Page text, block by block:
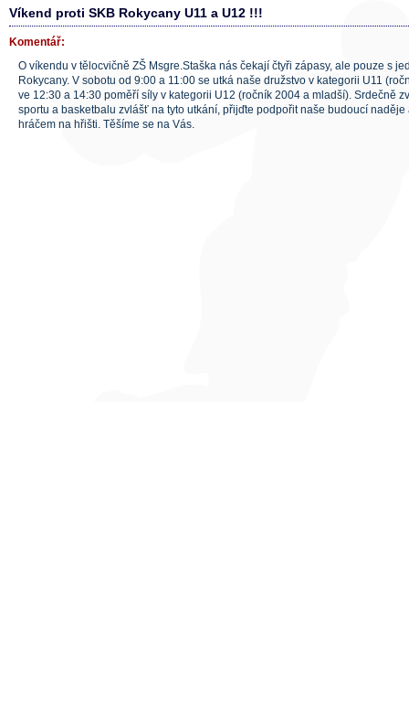
Víkend proti SKB Rokycany U11 a U12 !!!
Komentář:
O víkendu v tělocvičně ZŠ Msgre.Staška nás čekají čtyři zápasy, ale pouze s
Rokycany. V sobotu od 9:00 a 11:00 se utká naše družstvo v kategorii U11
ve 12:30 a 14:30 poměří síly v kategorii U12 (ročník 2004 a mladší). Srdečně
sportu a basketbalu zvlášť na tyto utkání, přijďte podpořit naše budoucí naděje
hráčem na hřišti. Těšíme se na Vás.